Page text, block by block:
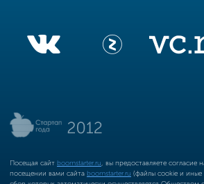
Посещая сайт boomstarter.ru , вы предоставляете согласие
посещении вами сайта boomstarter.ru (файлы cookie и иные